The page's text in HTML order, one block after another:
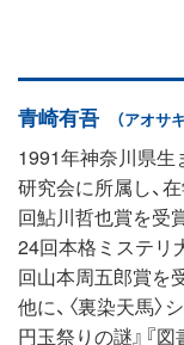
青崎有吾 （アオサ
1991年神奈川県生
研究会に所属し、
回鮎川哲也賞を受
24回本格ミステリ
回山本周五郎賞を
他に、〈裏染天馬〉
円玉祭りの謎』『図